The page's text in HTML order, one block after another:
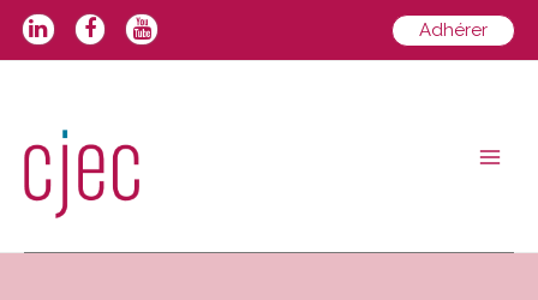
Aller
Adhérer